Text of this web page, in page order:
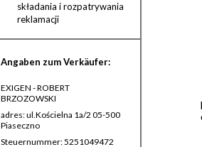
składania i rozpatrywania
reklamacji
Angaben zum Verkäufer:
EXIGEN - ROBERT
BRZOZOWSKI
adres: ul.Kościelna 1a/2 05-500
Piaseczno
Steuernummer: 5251049472